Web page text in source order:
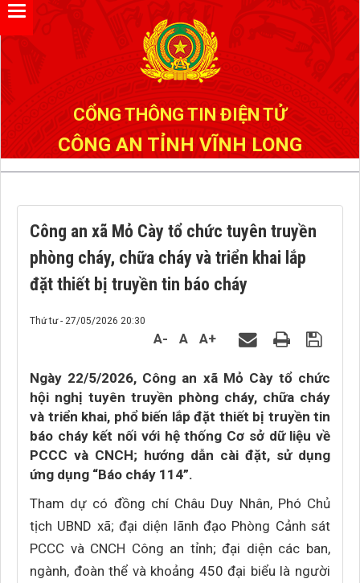
CỔNG THÔNG TIN ĐIỆN TỬ
CÔNG AN TỈNH VĨNH LONG
Công an xã Mỏ Cày tổ chức tuyên truyền
phòng cháy, chữa cháy và triển khai lắp
đặt thiết bị truyền tin báo cháy
Thứ tư - 27/05/2026 20:30
A- A A+
Ngày 22/5/2026, Công an xã Mỏ Cày tổ chức
hội nghị tuyên truyền phòng cháy, chữa cháy
và triển khai, phổ biến lắp đặt thiết bị truyền tin
báo cháy kết nối với hệ thống Cơ sở dữ liệu về
PCCC và CNCH; hướng dẫn cài đặt, sử dụng
ứng dụng “Báo cháy 114”.
Tham dự có đồng chí Châu Duy Nhân, Phó Chủ
tịch UBND xã; đại diện lãnh đạo Phòng Cảnh sát
PCCC và CNCH Công an tỉnh; đại diện các ban,
ngành, đoàn thể và khoảng 450 đại biểu là người